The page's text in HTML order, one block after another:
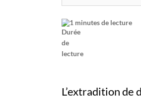
1 minutes de lecture
L’extradition de